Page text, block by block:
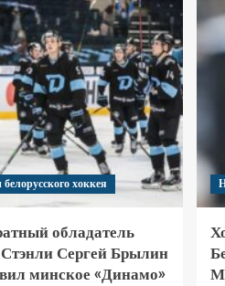
хоккея
обладатель
Сергей Брылин
минское «Динамо»